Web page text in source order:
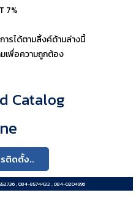
7%
รได้ตามลิ้งค์ด้านล่างนี้
เพื่อความถูกต้อง
Catalog
ติดตั้ง..
, 084-8574432 , 084-0204996